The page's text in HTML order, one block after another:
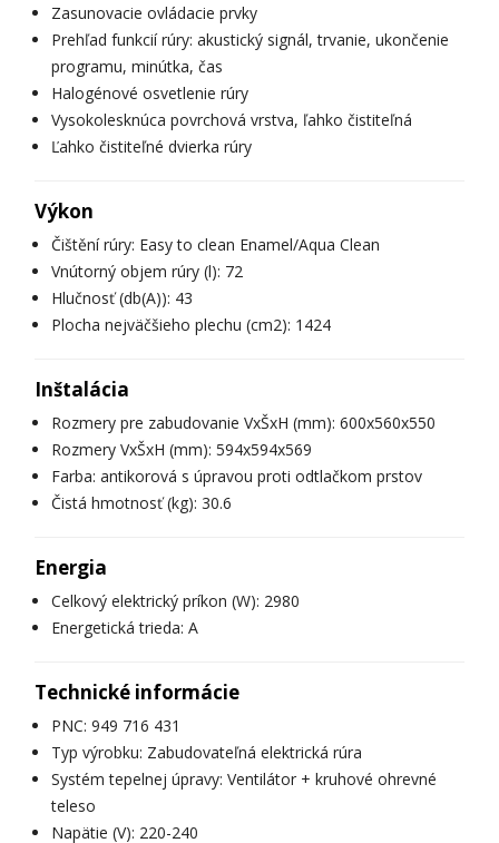
Zasunovacie ovládacie prvky
Prehľad funkcií rúry: akustický signál, trvanie, ukončenie
programu, minútka, čas
Halogénové osvetlenie rúry
Vysokolesknúca povrchová vrstva, ľahko čistiteľná
Ľahko čistiteľné dvierka rúry
Výkon
Čištění rúry: Easy to clean Enamel/Aqua Clean
Vnútorný objem rúry (l): 72
Hlučnosť (db(A)): 43
Plocha nejväčšieho plechu (cm2): 1424
Inštalácia
Rozmery pre zabudovanie VxŠxH (mm): 600x560x550
Rozmery VxŠxH (mm): 594x594x569
Farba: antikorová s úpravou proti odtlačkom prstov
Čistá hmotnosť (kg): 30.6
Energia
Celkový elektrický príkon (W): 2980
Energetická trieda: A
Technické informácie
PNC: 949 716 431
Typ výrobku: Zabudovateľná elektrická rúra
Systém tepelnej úpravy: Ventilátor + kruhové ohrevné
teleso
Napätie (V): 220-240